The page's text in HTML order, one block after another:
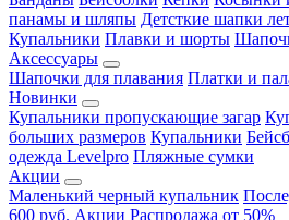
панамы и шляпы Детсткие шапки
Купальники Плавки и шорты
Аксессуары
Шапочки для плавания Платки и
Новинки
Купальники пропускающие загар
больших размеров Купальники
одежда Levelpro Пляжные сумки
Акции
Маленький черный купальник
600 руб. Акции Распродажа от 50%